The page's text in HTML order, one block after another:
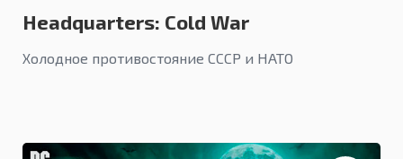
Headquarters: Cold War
Холодное противостояние СССР и НАТО